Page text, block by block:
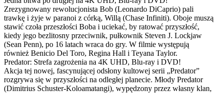
Zrezygnowany rewolucjonista Bob (Leonardo DiCaprio) pali
trawkę i żyje w paranoi z córką, Willą (Chase Infiniti). Oboje muszą
stawić czoła przeszłości Boba i uciekać, by ratować przyszłość,
kiedy jego bezlitosny przeciwnik, pułkownik Steven J. Lockjaw
(Sean Penn), po 16 latach wraca do gry. W filmie występują
również Benicio Del Toro, Regina Hall i Teyana Taylor.
Predator: Strefa zagrożenia na 4K UHD, Blu-ray i DVD!
Akcja tej nowej, fascynującej odsłony kultowej serii „Predator”
rozgrywa się w przyszłości na odległej planecie. Młody Predator
(Dimitrius Schuster-Koloamatangi), wypędzony przez własny klan,